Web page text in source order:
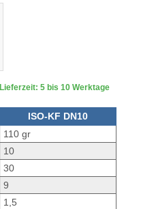
Lieferzeit: 5 bis 10 Werktage
ISO-KF DN10
110 gr
10
30
9
1,5